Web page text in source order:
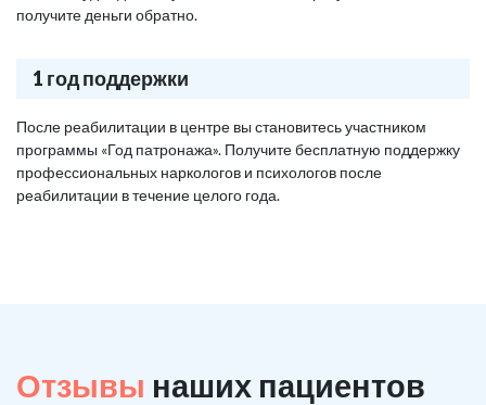
получите деньги обратно.
1 год поддержки
После реабилитации в центре вы становитесь участником
программы «Год патронажа». Получите бесплатную поддержку
профессиональных наркологов и психологов после
реабилитации в течение целого года.
Отзывы наших пациентов